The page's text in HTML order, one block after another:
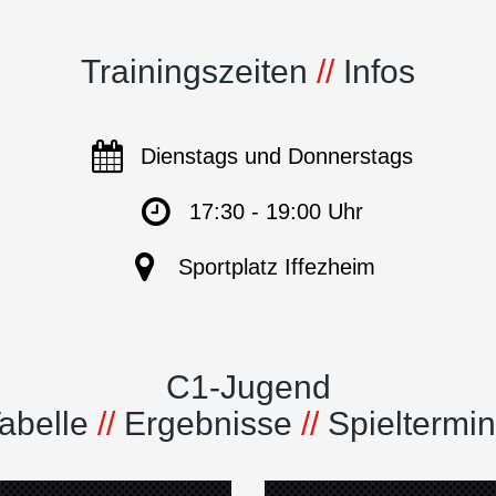
Trainingszeiten // Infos
Dienstags und Donnerstags
17:30 - 19:00 Uhr
Sportplatz Iffezheim
C1-Jugend
// Ergebnisse //